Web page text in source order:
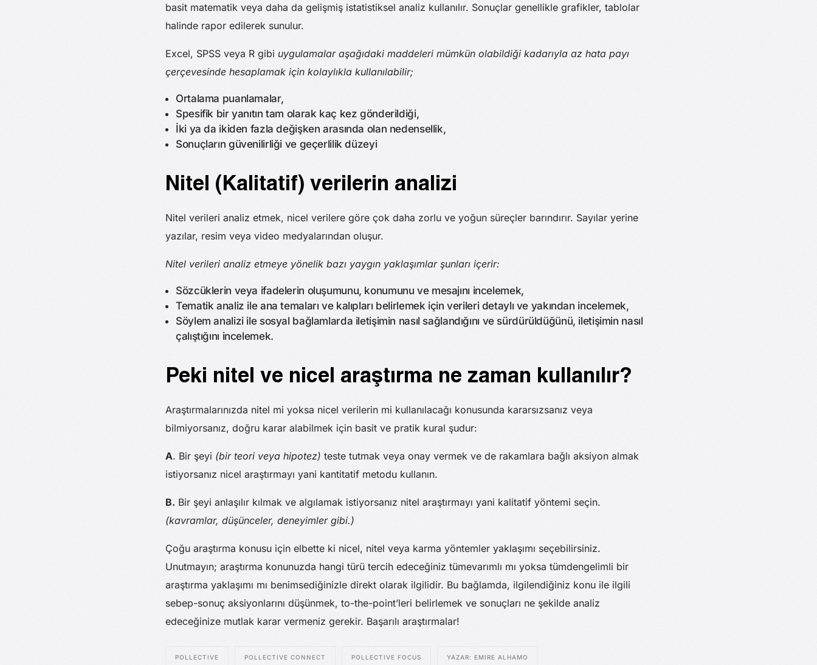
basit matematik veya daha da gelişmiş istatistiksel analiz kullanılır. Sonuçlar genellikle grafikler, tablolar
halinde rapor edilerek sunulur.
Excel, SPSS veya R gibi uygulamalar aşağıdaki maddeleri mümkün olabildiği kadarıyla az hata payı
çerçevesinde hesaplamak için kolaylıkla kullanılabilir;
Ortalama puanlamalar,
Spesifik bir yanıtın tam olarak kaç kez gönderildiği,
İki ya da ikiden fazla değişken arasında olan nedensellik,
Sonuçların güvenilirliği ve geçerlilik düzeyi
Nitel (Kalitatif) verilerin analizi
Nitel verileri analiz etmek, nicel verilere göre çok daha zorlu ve yoğun süreçler barındırır. Sayılar yerine
yazılar, resim veya video medyalarından oluşur.
Nitel verileri analiz etmeye yönelik bazı yaygın yaklaşımlar şunları içerir:
Sözcüklerin veya ifadelerin oluşumunu, konumunu ve mesajını incelemek,
Tematik analiz ile ana temaları ve kalıpları belirlemek için verileri detaylı ve yakından incelemek,
Söylem analizi ile sosyal bağlamlarda iletişimin nasıl sağlandığını ve sürdürüldüğünü, iletişimin nasıl
çalıştığını incelemek.
Peki nitel ve nicel araştırma ne zaman kullanılır?
Araştırmalarınızda nitel mi yoksa nicel verilerin mi kullanılacağı konusunda kararsızsanız veya
bilmiyorsanız, doğru karar alabilmek için basit ve pratik kural şudur:
A. Bir şeyi (bir teori veya hipotez) teste tutmak veya onay vermek ve de rakamlara bağlı aksiyon almak
istiyorsanız nicel araştırmayı yani kantitatif metodu kullanın.
B. Bir şeyi anlaşılır kılmak ve algılamak istiyorsanız nitel araştırmayı yani kalitatif yöntemi seçin.
(kavramlar, düşünceler, deneyimler gibi.)
Çoğu araştırma konusu için elbette ki nicel, nitel veya karma yöntemler yaklaşımı seçebilirsiniz.
Unutmayın; araştırma konunuzda hangi türü tercih edeceğiniz tümevarımlı mı yoksa tümdengelimli bir
araştırma yaklaşımı mı benimsediğinizle direkt olarak ilgilidir. Bu bağlamda, ilgilendiğiniz konu ile ilgili
sebep-sonuç aksiyonlarını düşünmek, to-the-point’leri belirlemek ve sonuçları ne şekilde analiz
edeceğinize mutlak karar vermeniz gerekir. Başarılı araştırmalar!
POLLECTIVE POLLECTIVE CONNECT POLLECTIVE FOCUS YAZAR: EMIRE ALHAMO